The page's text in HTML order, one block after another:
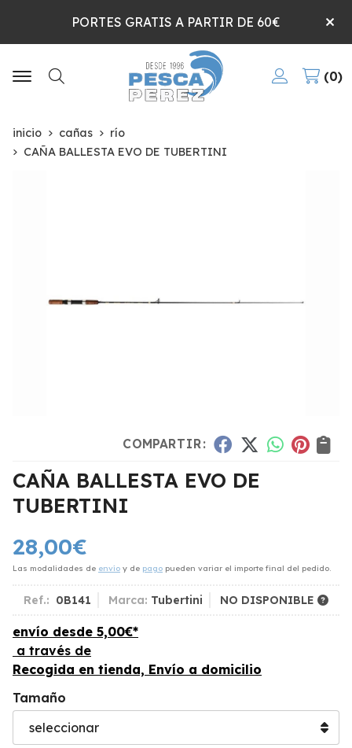
PORTES GRATIS A PARTIR DE 60€
Buscar
0
inicio cañas
río
CAÑA BALLESTA EVO DE TUBERTINI
COMPARTIR:
CAÑA BALLESTA EVO DE
TUBERTINI
28,00€
Las modalidades de envío y de pago pueden variar el importe final del pedido.
Ref.: 0B141 Marca: Tubertini NO DISPONIBLE
envío desde 5,00€*
a través de
Recogida en tienda, Envío a domicilio
Tamaño